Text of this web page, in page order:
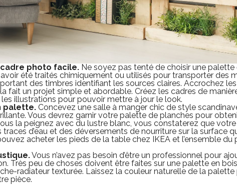
photo facile.Ne soyez pas tenté de choisir une palette
été traités chimiquement ou utilisés pour transporter des
des timbres identifiant les sources claires. Accrochez
fait un projet simple et abordable. Créez les cadres de
illustrations pour pouvoir mettre à jour le look.
palette.Concevez une salle à manger chic de style
Vous devrez garnir votre palette de planches pour
la peignez avec du lustre blanc, vous constaterez que
traces d’eau et des déversements de nourriture sur la surface
acheter les pieds de la table chez IKEA et l’ensemble du
Vous n’avez pas besoin d’être un professionnel pour
Très peu de choses doivent être faites sur une palette en
radiateur texturée. Laissez la couleur naturelle de la palette
pièce.